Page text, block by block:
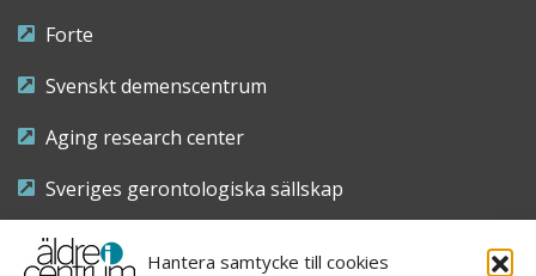
Hantera samtycke till cookies
Forte
Svenskt demenscentrum
Aging research center
Sveriges gerontologiska sällskap
Riksföreningen för sjuksköterskor inom äldre- och